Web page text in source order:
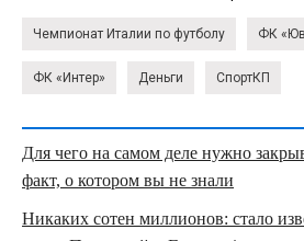
Чемпионат Италии по футболу ФК
ФК «Интер» Деньги СпортКП
Для чего на самом деле нужно
факт, о котором вы не знали
Никаких сотен миллионов: стало